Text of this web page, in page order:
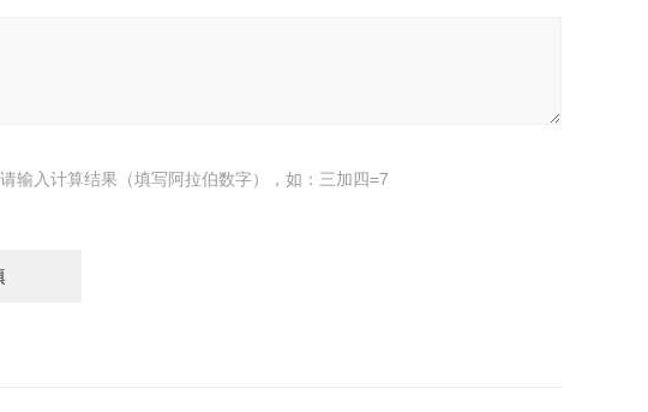
请输入计算结果（填写阿拉伯数字），如：三加四=7